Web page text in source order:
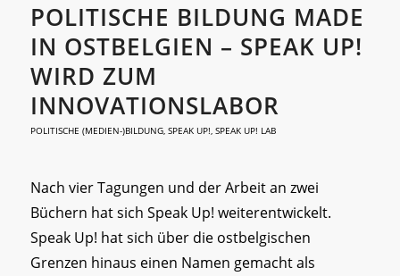
POLITISCHE BILDUNG MADE
IN OSTBELGIEN – SPEAK UP!
WIRD ZUM
INNOVATIONSLABOR
POLITISCHE (MEDIEN-)BILDUNG, SPEAK UP!, SPEAK UP! LAB
Nach vier Tagungen und der Arbeit an zwei
Büchern hat sich Speak Up! weiterentwickelt.
Speak Up! hat sich über die ostbelgischen
Grenzen hinaus einen Namen gemacht als